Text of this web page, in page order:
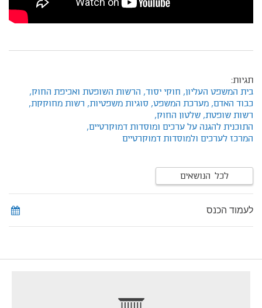
תגיות:
בית המשפט העליון, חוקי יסוד, הרשות השופטת ואכיפת החוק,
כבוד האדם, מערכת המשפט, סוגיות משפטיות, רשות מחוקקת,
רשות שופטת, שלטון החוק,
התוכנית להגנה על ערכים ומוסדות דמוקרטיים,
המרכז לערכים ולמוסדות דמוקרטיים
לכל הנושאים
לעמוד הכנס